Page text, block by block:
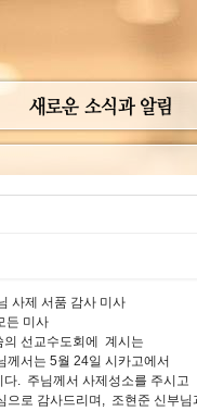
사제 서품 감사 미사
든 미사
선교수도회에 계시는
서는 5월 24일 시카고에서
. 주님께서 사제성소를 주시고
로 감사드리며, 조현준 신부님